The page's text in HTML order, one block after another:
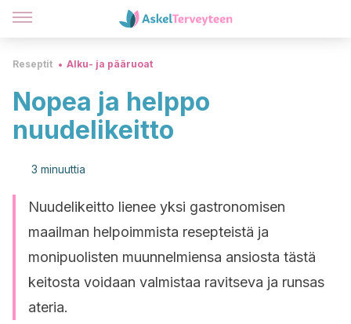
Reseptit Alku- ja pääruoat
Nopea ja helppo
nuudelikeitto
3 minuuttia
Nuudelikeitto lienee yksi gastronomisen
maailman helpoimmista resepteistä ja
monipuolisten muunnelmiensa ansiosta tästä
keitosta voidaan valmistaa ravitseva ja runsas
ateria.